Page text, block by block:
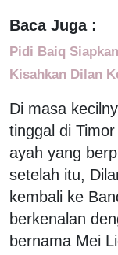
Baca Juga :
Pidi Baiq
Kisahkan Dilan
Di masa
tinggal di
ayah yang
setelah itu,
kembali ke
berkenalan
bernama Mei